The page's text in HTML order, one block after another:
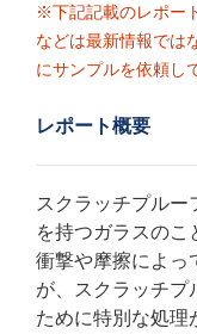
※下記記載のレポー
などは最新情報では
にサンプルを依頼し
レポート概要
スクラッチプルー
を持つガラスのこ
衝撃や摩擦によっ
が、スクラッチプ
ために特別な処理